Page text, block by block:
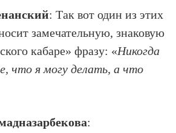
: Так вот один из этих
замечательную, знаковую
кабаре» фразу: «Никогда
что я могу делать, а что
: